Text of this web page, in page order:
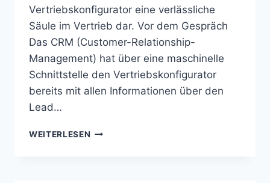
Vertriebskonfigurator eine verlässliche
Säule im Vertrieb dar. Vor dem Gespräch
Das CRM (Customer-Relationship-
Management) hat über eine maschinelle
Schnittstelle den Vertriebskonfigurator
bereits mit allen Informationen über den
Lead…
WEITERLESEN VERTRIEBSKONFIGURATOR